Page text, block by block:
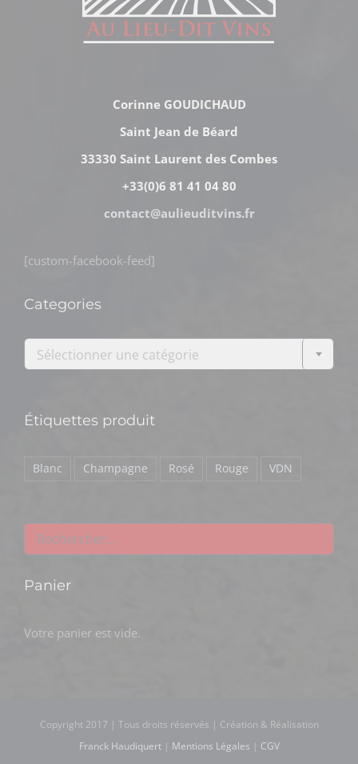
Corinne GOUDICHAUD
Saint Jean de Béard
33330 Saint Laurent des Combes
+33(0)6 81 41 04 80
contact@aulieuditvins.fr
[custom-facebook-feed]
Categories
Sélectionner une catégorie
Étiquettes produit
Blanc Champagne Rosé Rouge VDN
Panier
Votre panier est vide.
Copyright 2017 | Tous droits réservés | Création & Réalisation
Franck Haudiquert| Mentions Légales | CGV